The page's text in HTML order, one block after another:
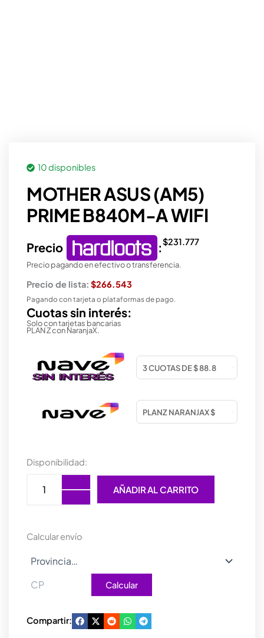
10 disponibles
MOTHER ASUS (AM5)
PRIME B840M-A WIFI
Precio :$231.777
Precio pagando en efectivo o transferencia.
Precio de lista: $266.543
Pagando con tarjeta o plataformas de pago.
Cuotas sin interés:
Solo con tarjetas bancarias
PLAN Z con NaranjaX.
Disponibilidad:
MOTHER
(AM5)
PRIME
WIFI
cantidad
AÑADIR AL CARRITO
Calcular envío
Calcular
Compartir: